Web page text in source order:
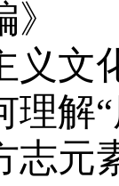
义文
理解
志元